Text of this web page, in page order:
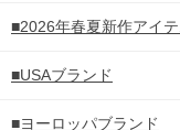
■2026年春夏新作アイテ
■USAブランド
■ヨーロッパブランド